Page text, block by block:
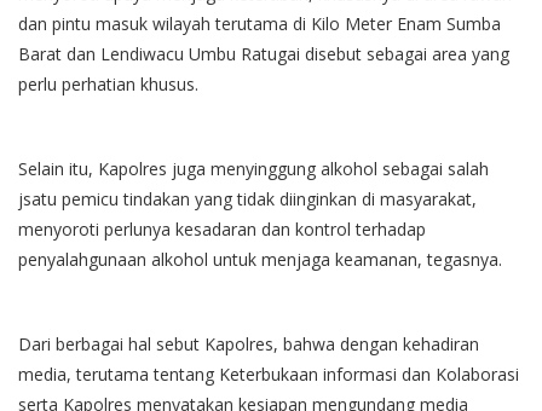
dan pintu masuk wilayah terutama di Kilo Meter Enam Sumba
Barat dan Lendiwacu Umbu Ratugai disebut sebagai area yang
perlu perhatian khusus.
Selain itu, Kapolres juga menyinggung alkohol sebagai salah
jsatu pemicu tindakan yang tidak diinginkan di masyarakat,
menyoroti perlunya kesadaran dan kontrol terhadap
penyalahgunaan alkohol untuk menjaga keamanan, tegasnya.
Dari berbagai hal sebut Kapolres, bahwa dengan kehadiran
media, terutama tentang Keterbukaan informasi dan Kolaborasi
serta Kapolres menyatakan kesiapan mengundang media